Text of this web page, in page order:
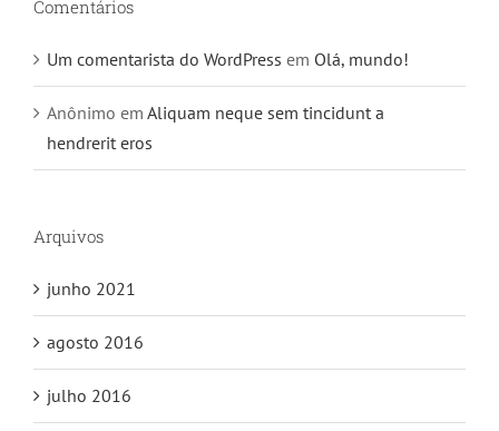
Comentários
Um comentarista do WordPress em Olá, mundo!
Anônimo em Aliquam neque sem tincidunt a
hendrerit eros
Arquivos
junho 2021
agosto 2016
julho 2016